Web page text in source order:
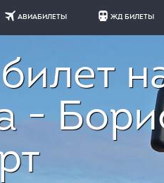
АВИАБИЛЕТЫ ЖД БИЛЕТЫ
-